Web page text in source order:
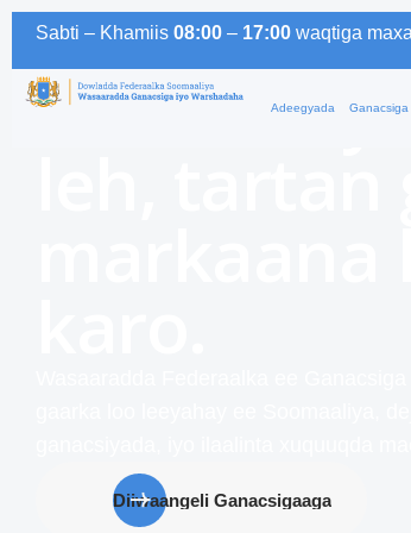
Sabti – Khamiis 08:00 – 17:00 waqtiga
Adeegyada Ganacsiga
Diiwaangeli Ganacsigaaga